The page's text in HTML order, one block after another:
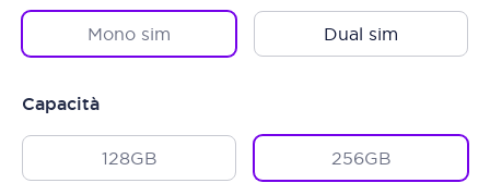
Mono sim Dual sim
Capacità
128GB 256GB